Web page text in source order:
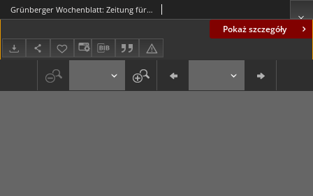
Pokaż szczegóły
Grünberger Wochenblatt: Zeitung für Stadt und Land, No. 80. ( 4. April 1930 )